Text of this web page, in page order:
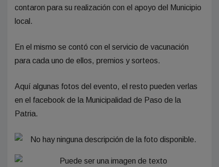
contaron para su realización con el apoyo del Municipio
local.
En el mismo se contó con el servicio de vacunación
para cada uno de ellos, premios y sorteos.
Aquí algunas fotos del evento, el resto pueden verlas
en el facebook de la Municipalidad de Paso de la
Patria.